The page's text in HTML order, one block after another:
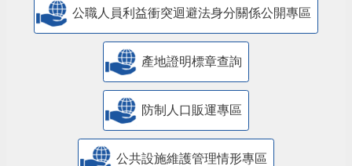
公職人員利益衝突迴避法身分關係公開專區
產地證明標章查詢
防制人口販運專區
​公共設施維護管理情形專區